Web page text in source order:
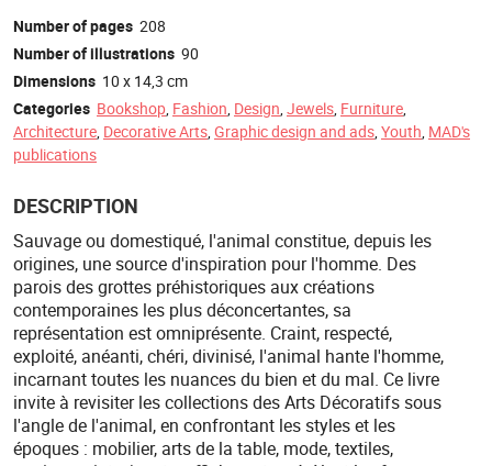
Number of pages 208
Number of illustrations 90
Dimensions 10 x 14,3 cm
Categories Bookshop, Fashion, Design,Jewels, Furniture,
Architecture, Decorative Arts,Graphic design and ads,Youth, MAD's
publications
DESCRIPTION
Sauvage ou domestiqué, l'animal constitue, depuis les
origines, une source d'inspiration pour l'homme. Des
parois des grottes préhistoriques aux créations
contemporaines les plus déconcertantes, sa
représentation est omniprésente. Craint, respecté,
exploité, anéanti, chéri, divinisé, l'animal hante l'homme,
incarnant toutes les nuances du bien et du mal. Ce livre
invite à revisiter les collections des Arts Décoratifs sous
l'angle de l'animal, en confrontant les styles et les
époques : mobilier, arts de la table, mode, textiles,